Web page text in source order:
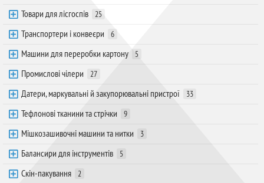
Товари для лісгоспів 25
Транспортери і конвеєри 6
Машини для переробки картону 5
Промислові чілери 27
Датери, маркувальні й закупорювальні пристрої 33
Тефлонові тканини та стрічки 9
Мішкозашивочні машини та нитки 3
Балансири для інструментів 5
Скін-пакування 2